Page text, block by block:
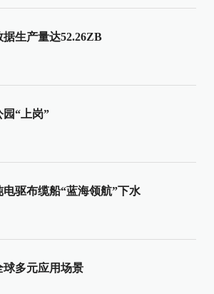
据生产量达52.26ZB
“上岗”
电驱布缆船“蓝海领航”下水
多元应用场景